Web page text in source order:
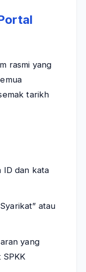
rasmi yang
tarikh
ID dan kata
atau
yang